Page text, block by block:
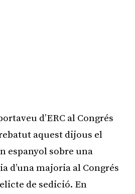
d’ERC al Congrés
aquest dijous el
espanyol sobre una
d’una majoria al Congrés
de sedició. En